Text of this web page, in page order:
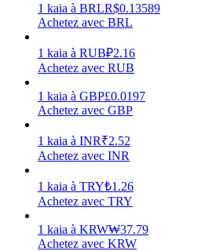
Gagnez quotidiennement des
Jalonnement
Des rendements élevés et un
1 kaia à BRLR$0.13589
Achetez avec BRL
1 kaia à RUB₽2.16
Achetez avec RUB
1 kaia à GBP£0.0197
Achetez avec GBP
1 kaia à INR₹2.52
Achetez avec INR
1 kaia à TRY₺1.26
Achetez avec TRY
1 kaia à KRW₩37.79
Achetez avec KRW